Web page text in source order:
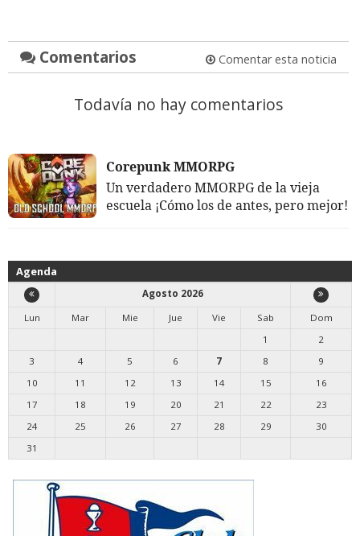
Comentarios Comentar esta noticia
Todavía no hay comentarios
Corepunk MMORPG
Un verdadero MMORPG de la vieja
escuela ¡Cómo los de antes, pero mejor!
Agenda
Agosto 2026
Lun
Mar Mie Jue Vie Sab
Dom
1
2
3
4 5 6 7 8
9
10
11 12 13 14 15
16
17
18 19 20 21 22
23
24
25 26 27 28 29
30
31